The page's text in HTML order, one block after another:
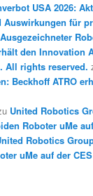
USA 2026:
Auswirkungen für
den Innovation
All rights reserved.
Beckhoff ATRO
United Robotics
Roboter uMe
Robotics
uMe auf der